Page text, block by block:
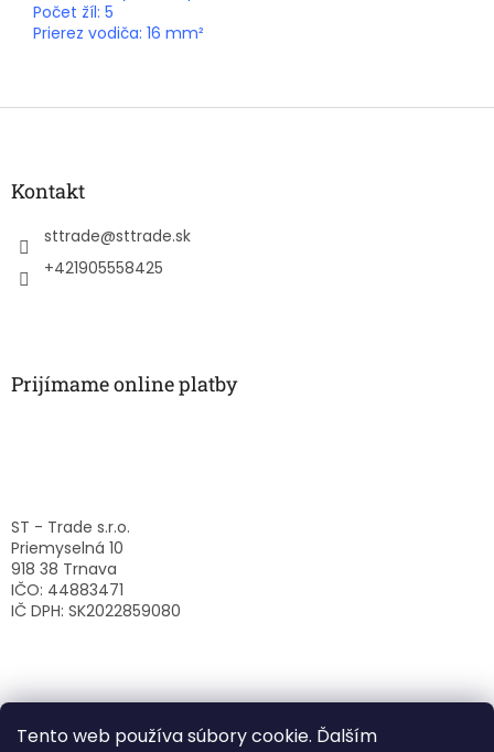
Tento web používa súbory cookie. Ďalším
Počet žíl: 5
Prierez vodiča: 16 mm²
Z
Kontakt
sttrade@sttrade.sk
+421905558425
Prijímame online platby
ST - Trade s.r.o.
Priemyselná 10
918 38 Trnava
IČO: 44883471
IČ DPH: SK2022859080